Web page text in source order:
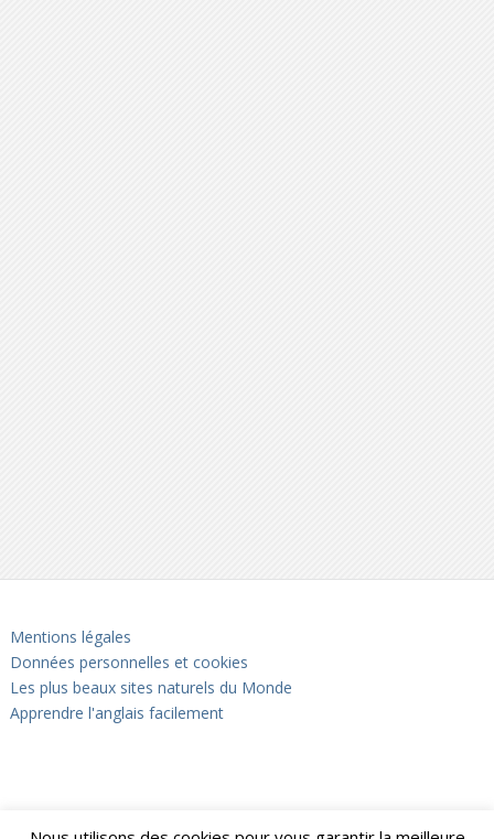
Mentions légales
Données personnelles et cookies
Les plus beaux sites naturels du Monde
Apprendre l'anglais facilement